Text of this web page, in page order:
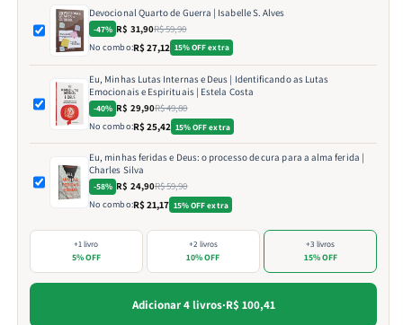
Devocional Quarto de Guerra | Isabelle S. Alves
-47% R$ 31,90R$ 59,90
No combo:R$ 27,12 15% OFF extra
Eu, Minhas Lutas Internas e Deus | Identificando as Lutas
Emocionais e Espirituais | Estela Costa
-40% R$ 29,90R$ 49,80
No combo:R$ 25,42 15% OFF extra
Eu, minhas feridas e Deus: o processo de cura para a alma ferida |
Charles Silva
-58% R$ 24,90R$ 59,90
No combo:R$ 21,17 15% OFF extra
+1 livro
5% OFF
+2 livros
10% OFF
+3 livros
15% OFF
Adicionar 4 livros·R$ 100,41